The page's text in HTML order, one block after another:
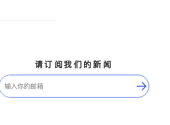
请订阅我们的新闻